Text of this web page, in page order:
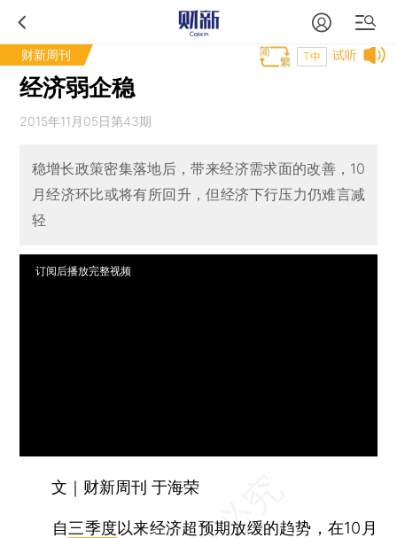
财新周刊 试听
T中
经济弱企稳
2015年11月05日第43期
稳增长政策密集落地后，带来经济需求面的改善，10
月经济环比或将有所回升，但经济下行压力仍难言减
轻
订阅后播放完整视频
文｜财新周刊 于海荣
自三季度以来经济超预期放缓的趋势，在10月